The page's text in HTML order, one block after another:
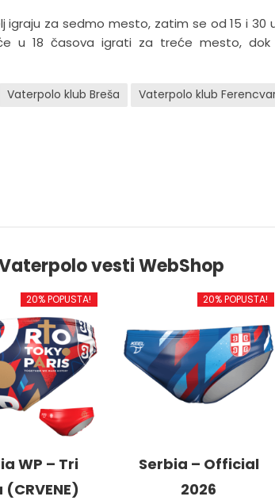
igraju za sedmo mesto, zatim se od 15 i
u 18 časova igrati za treće mesto,
Vaterpolo klub Breša Vaterpolo klub
vesti WebShop
20% POPUSTA!
WP – Tri
20% POPUSTA!
Serbia – Official
2026